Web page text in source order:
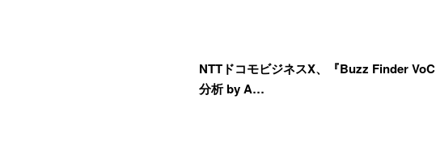
NTTドコモビジネスX、『Buzz Finder VoC
分析 by A…